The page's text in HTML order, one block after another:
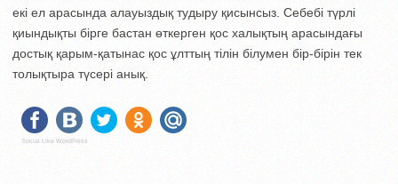
екі ел арасында алауыз­дық тудыру қисынсыз. Себебі түрлі
қиындықты бірге бастан өткер­ген қос халықтың арасындағы
дос­тық қарым-қатынас қос ұлттың тілін білу­мен бір-бірін тек
толықтыра түсері анық.
Social Like WordPress